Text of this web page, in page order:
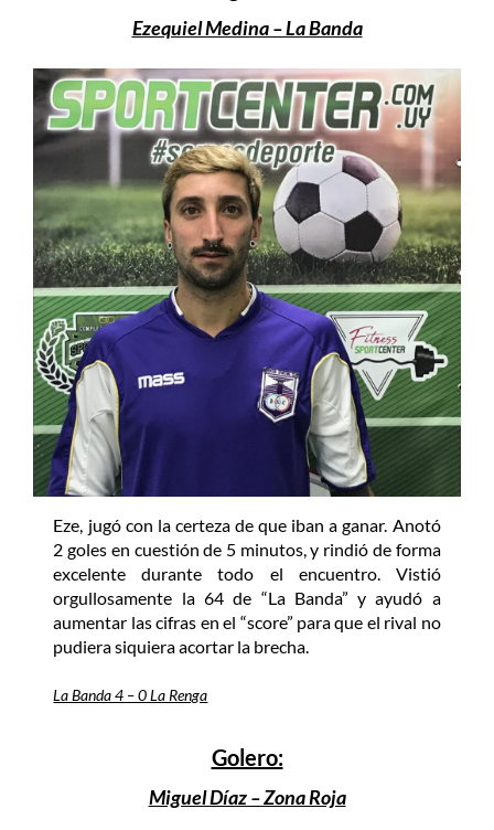
Ezequiel Medina – La Banda
Eze, jugó con la certeza de que iban a ganar. Anotó
2 goles en cuestión de 5 minutos, y rindió de forma
excelente durante todo el encuentro. Vistió
orgullosamente la 64 de “La Banda” y ayudó a
aumentar las cifras en el “score” para que el rival no
pudiera siquiera acortar la brecha.
La Banda 4 – 0 La Renga
Golero:
Miguel Díaz – Zona Roja